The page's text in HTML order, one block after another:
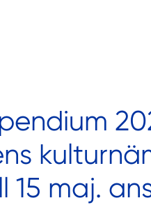
15 maj.